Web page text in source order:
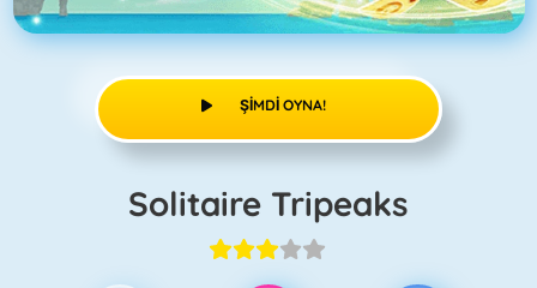
ŞIMDI OYNA!
Solitaire Tripeaks